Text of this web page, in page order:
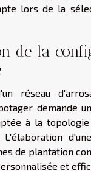
lors de la
de la
réseau
demande
à la
de plantation
et